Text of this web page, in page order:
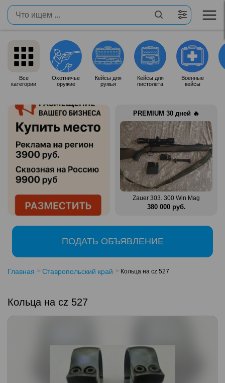
Все
категории
Охотничье
оружие
Кейсы для
ружья
Кейсы для
пистолета
Военные
кейсы
PREMIUM 30 дней 🔥
Mag Benelli Montefeltro 12/76
150 000 руб.
Zauer 303. 300 Win Mag
380 000 руб.
ПОДАТЬ ОБЪЯВЛЕНИЕ
Главная Ставропольский край Кольца на cz 527
Кольца на cz 527